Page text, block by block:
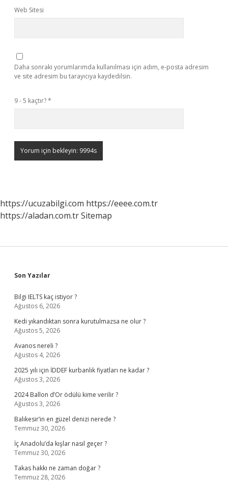
Web Sitesi
Daha sonraki yorumlarımda kullanılması için adım, e-posta adresim
ve site adresim bu tarayıcıya kaydedilsin.
9 - 5 kaçtır?*
https://ucuzabilgi.com https://eeee.com.tr
https://aladan.com.trSitemap
Sidebar
Son Yazılar
Bilgi IELTS kaç istiyor ?
Ağustos 6, 2026
Kedi yıkandıktan sonra kurutulmazsa ne olur ?
Ağustos 5, 2026
Avanos nereli ?
Ağustos 4, 2026
2025 yılı için İDDEF kurbanlık fiyatları ne kadar ?
Ağustos 3, 2026
2024 Ballon d’Or ödülü kime verilir ?
Ağustos 3, 2026
Balıkesir’in en güzel denizi nerede ?
Temmuz 30, 2026
İç Anadolu’da kışlar nasıl geçer ?
Temmuz 30, 2026
Takas hakkı ne zaman doğar ?
Temmuz 28, 2026